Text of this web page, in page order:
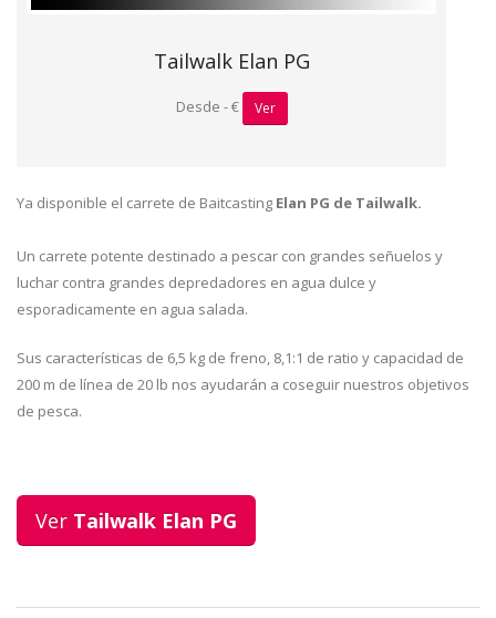
Tailwalk Elan PG
Desde - € Ver
Ya disponible el carrete de Baitcasting Elan PG de Tailwalk.
Un carrete potente destinado a pescar con grandes señuelos y
luchar contra grandes depredadores en agua dulce y
esporadicamente en agua salada.
Sus características de 6,5 kg de freno, 8,1:1 de ratio y capacidad de
200 m de línea de 20 lb nos ayudarán a coseguir nuestros objetivos
de pesca.
Ver Tailwalk Elan PG